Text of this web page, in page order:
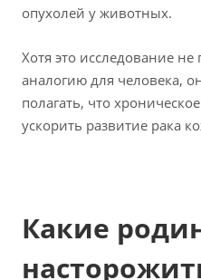
опухолей у животных.
Хотя это исследование
аналогию для человека,
полагать, что
ускорить развитие рака
Какие